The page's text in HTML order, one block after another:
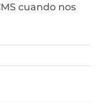
cuando nos